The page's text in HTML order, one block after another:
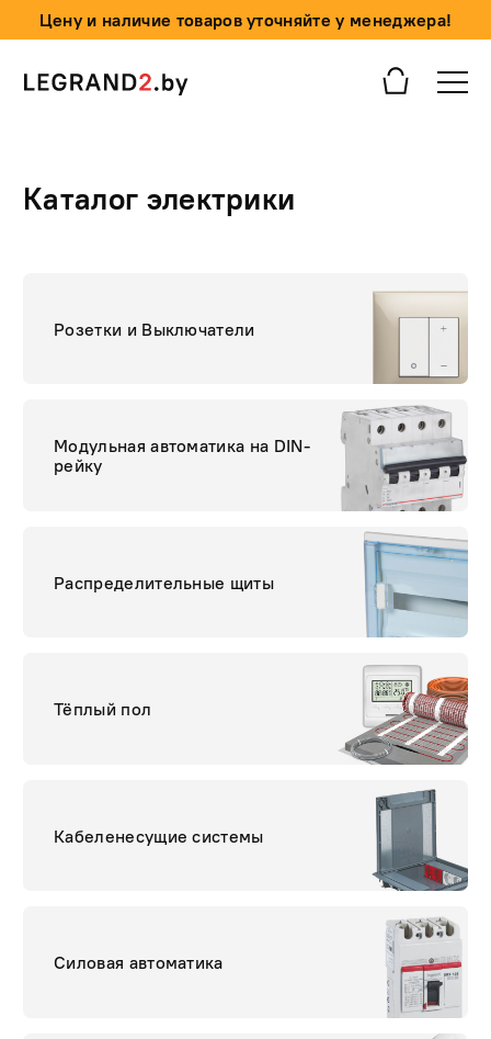
Цену и наличие товаров уточняйте у менеджера!
Каталог электрики
Розетки и Выключатели
Модульная автоматика на DIN-
рейку
Распределительные щиты
Тёплый пол
Кабеленесущие системы
Силовая автоматика